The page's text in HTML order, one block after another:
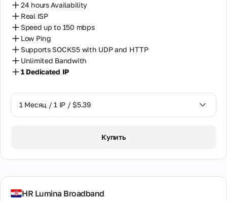
24 hours Availability
Real ISP
Speed up to 150 mbps
Low Ping
Supports SOCKS5 with UDP and HTTP
Unlimited Bandwith
1 Dedicated IP
1 Месяц / 1 IP / $5.39
Купить
HR Lumina Broadband